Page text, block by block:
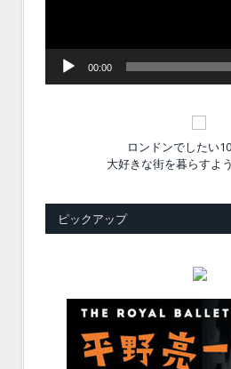
00:00
ロンドンでしたい
大好きな街を暮らすよ
ピックアップ